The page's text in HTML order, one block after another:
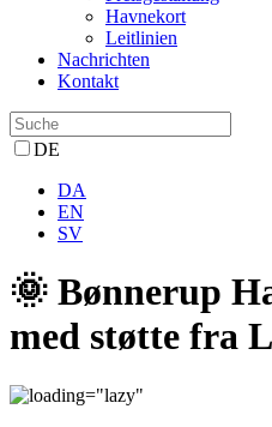
Havnekort
Leitlinien
Nachrichten
Kontakt
DE
DA
EN
SV
🌞 Bønnerup
med støtte fra